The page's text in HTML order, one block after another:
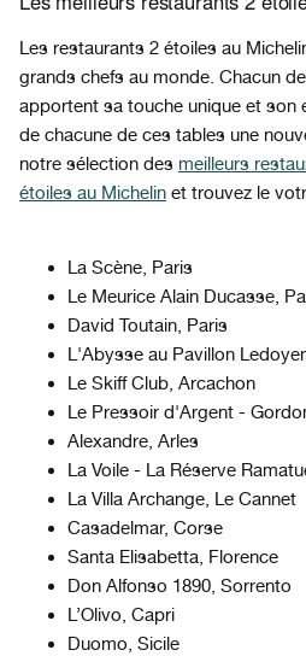
Les restaurants 2 étoiles au
grands chefs au monde. Chacun
apportent sa touche unique et son
de chacune de ces tables une
notre sélection des meilleurs
étoiles au Michelin et trouvez le
La Scène, Paris
Le Meurice Alain Ducasse,
David Toutain, Paris
L'Abysse au Pavillon
Le Skiff Club, Arcachon
Le Pressoir d'Argent -
Alexandre, Arles
La Voile - La Réserve
La Villa Archange, Le Cannet
Casadelmar, Corse
Santa Elisabetta, Florence
Don Alfonso 1890, Sorrento
L’Olivo, Capri
Duomo, Sicile